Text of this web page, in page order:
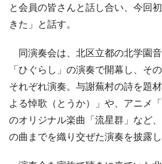
と会員の皆さんと話し合い、今回
きた」と話す。
同演奏会は、北区立都の北学園
「ひぐらし」の演奏で開幕し、そ
それぞれ演奏。与謝蕪村の詩を題
よる悼歌（とうか）」や、アニメ
のオリジナル楽曲「流星群」など
の曲までを織り交ぜた演奏を披露し